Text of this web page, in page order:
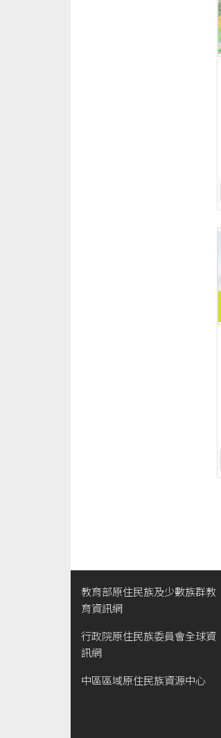
教育部原住民族及少數族群教
育資訊網
行政院原住民族委員會全球資
訊網
中區區域原住民族資源中心